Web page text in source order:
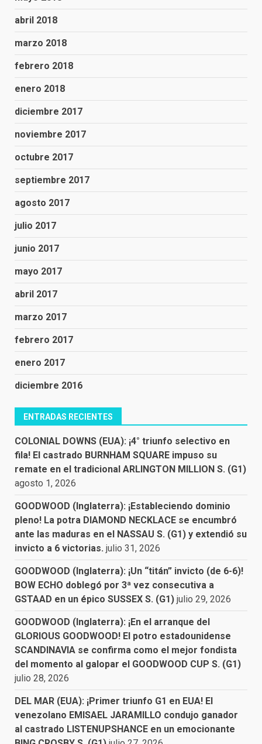
abril 2018
marzo 2018
febrero 2018
enero 2018
diciembre 2017
noviembre 2017
octubre 2017
septiembre 2017
agosto 2017
julio 2017
junio 2017
mayo 2017
abril 2017
marzo 2017
febrero 2017
enero 2017
diciembre 2016
ENTRADAS RECIENTES
COLONIAL DOWNS (EUA): ¡4° triunfo selectivo en
fila! El castrado BURNHAM SQUARE impuso su
remate en el tradicional ARLINGTON MILLION S. (G1)
agosto 1, 2026
GOODWOOD (Inglaterra): ¡Estableciendo dominio
pleno! La potra DIAMOND NECKLACE se encumbró
ante las maduras en el NASSAU S. (G1) y extendió su
invicto a 6 victorias. julio 31, 2026
GOODWOOD (Inglaterra): ¡Un “titán” invicto (de 6-6)!
BOW ECHO doblegó por 3ª vez consecutiva a
GSTAAD en un épico SUSSEX S. (G1) julio 29, 2026
GOODWOOD (Inglaterra): ¡En el arranque del
GLORIOUS GOODWOOD! El potro estadounidense
SCANDINAVIA se confirma como el mejor fondista
del momento al galopar el GOODWOOD CUP S. (G1)
julio 28, 2026
DEL MAR (EUA): ¡Primer triunfo G1 en EUA! El
venezolano EMISAEL JARAMILLO condujo ganador
al castrado LISTENUPSHANCE en un emocionante